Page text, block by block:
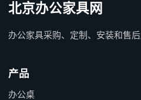
北京办公家具网
办公家具采购、定制、安装和售后
产品
办公桌